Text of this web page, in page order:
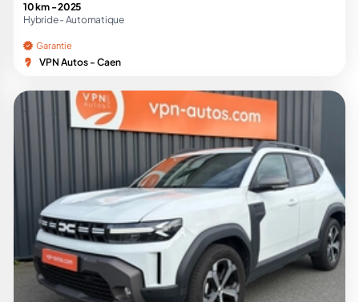
10 km -2025
Hybride - Automatique
Garantie
VPN Autos - Caen